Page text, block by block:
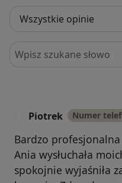
Szukaj w opiniach
Piotrek Numer
Bardzo
Ania wysłuchała
spokojnie wyjaśniła